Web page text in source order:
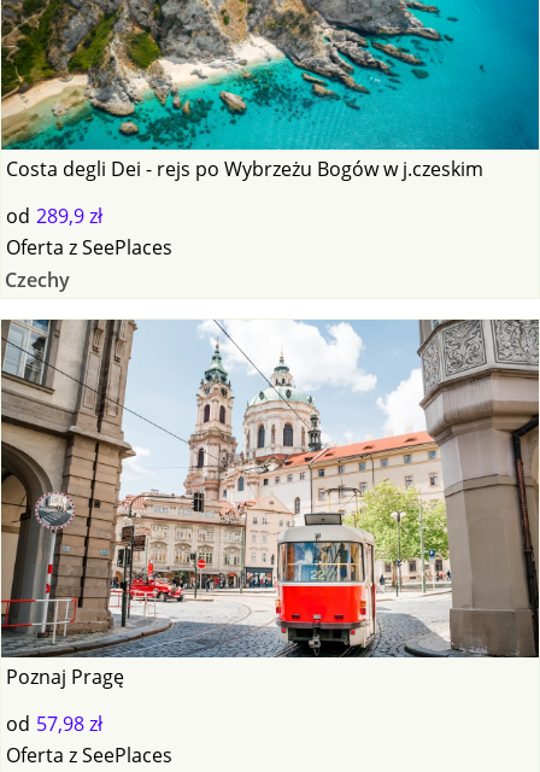
Costa degli Dei - rejs po Wybrzeżu Bogów w j.czeskim
od 289,9 zł
Oferta zSeePlaces
Czechy
Poznaj Pragę
od 57,98 zł
Oferta zSeePlaces